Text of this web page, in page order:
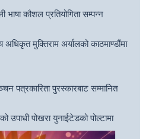
भाषा कौशल प्रतियोगिता सम्पन्न
मुक्तिराम अर्यालको काठमाण्डौंमा
पत्रकारिता पुरस्कारबाट सम्मानित
उपाधी पोखरा युनाईटेडको पोल्टामा